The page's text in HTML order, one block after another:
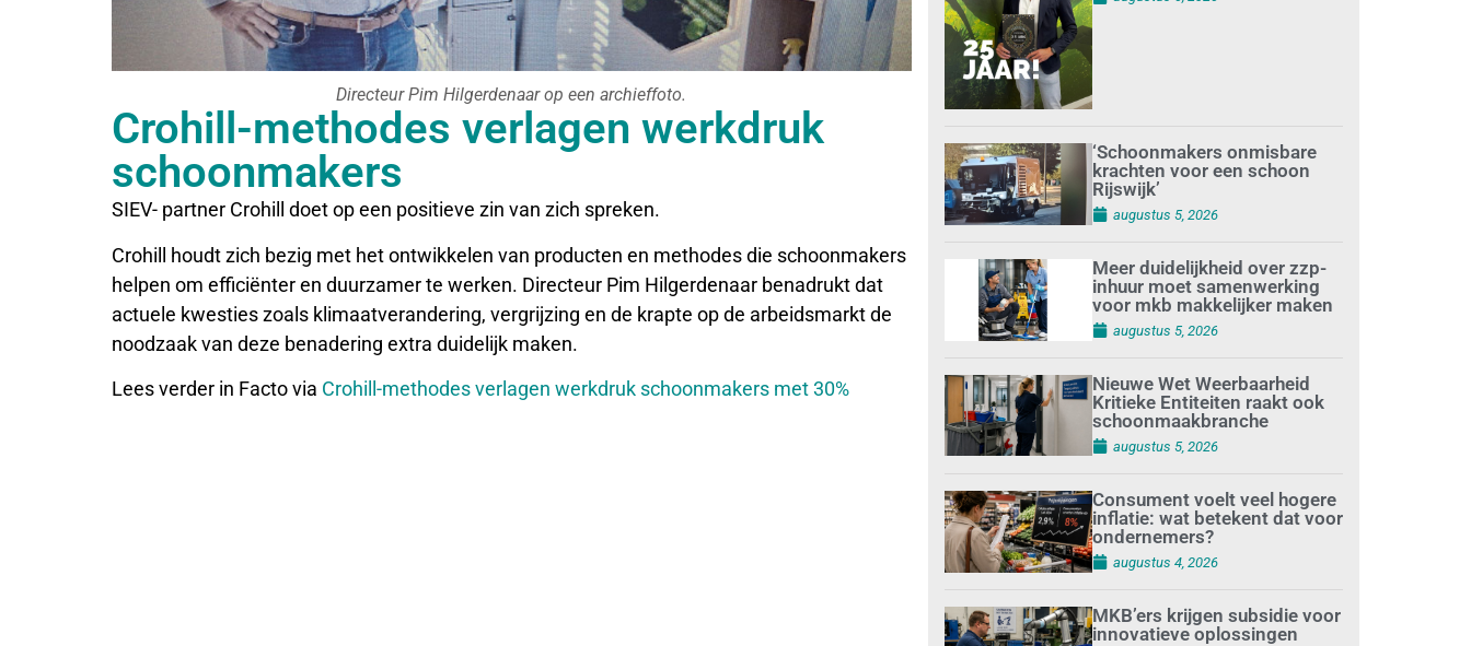
Directeur Pim Hilgerdenaar op een archieffoto.
Crohill-methodes verlagen werkdruk
schoonmakers
SIEV- partner Crohill doet op een positieve zin van zich spreken.
Crohill houdt zich bezig met het ontwikkelen van producten en methodes die schoonmakers
helpen om efficiënter en duurzamer te werken. Directeur Pim Hilgerdenaar benadrukt dat
actuele kwesties zoals klimaatverandering, vergrijzing en de krapte op de arbeidsmarkt de
noodzaak van deze benadering extra duidelijk maken.
Lees verder in Facto via Crohill-methodes verlagen werkdruk schoonmakers met 30%
‘Schoonmakers onmisbare
krachten voor een schoon
Rijswijk’
augustus 5, 2026
Meer duidelijkheid over zzp-
inhuur moet samenwerking
voor mkb makkelijker maken
augustus 5, 2026
Nieuwe Wet Weerbaarheid
Kritieke Entiteiten raakt ook
schoonmaakbranche
augustus 5, 2026
Consument voelt veel hogere
inflatie: wat betekent dat voor
ondernemers?
augustus 4, 2026
MKB’ers krijgen subsidie voor
innovatieve oplossingen